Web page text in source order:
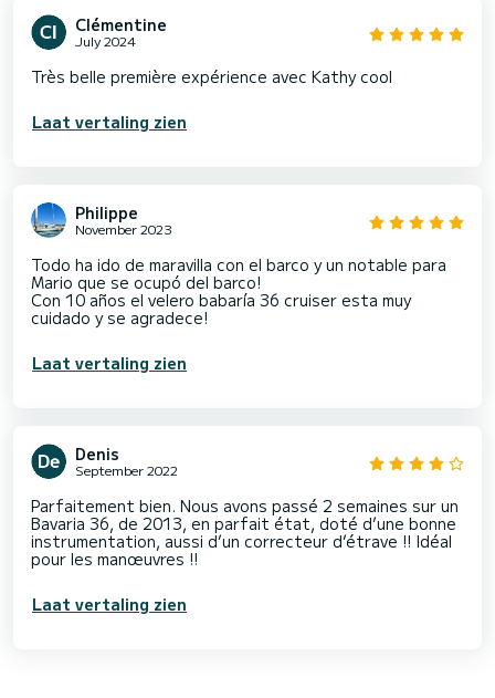
Clémentine
July 2024
Très belle première expérience avec Kathy cool
Laat vertaling zien
Philippe
November 2023
Todo ha ido de maravilla con el barco y un notable para
Mario que se ocupó del barco!
Con 10 años el velero babaría 36 cruiser esta muy
cuidado y se agradece!
Laat vertaling zien
Denis
September 2022
Parfaitement bien. Nous avons passé 2 semaines sur un
Bavaria 36, de 2013, en parfait état, doté d’une bonne
instrumentation, aussi d’un correcteur d’étrave !! Idéal
pour les manœuvres !!
Laat vertaling zien